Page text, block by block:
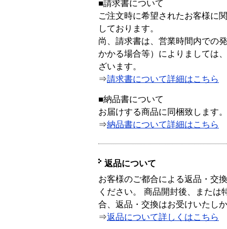
■請求書について
ご注文時に希望されたお客様に
しております。
尚、請求書は、営業時間内での
かかる場合等）によりましては
ざいます。
⇒請求書について詳細はこちら
■納品書について
お届けする商品に同梱致します。
⇒納品書について詳細はこちら
返品について
お客様のご都合による返品・交
ください。 商品開封後、または
合、返品・交換はお受けいたし
⇒返品について詳しくはこちら